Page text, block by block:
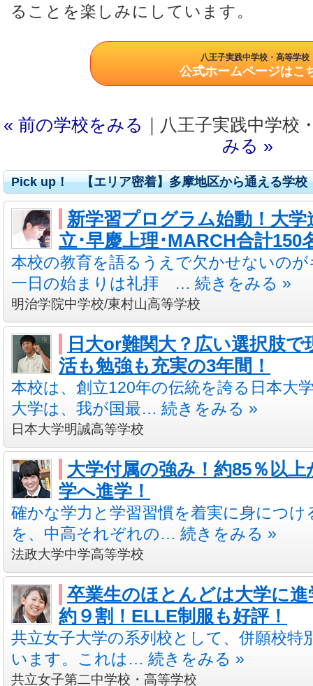
ることを楽しみにしています。
八王子実践中学校・高等学校
公式ホームページはこ
« 前の学校をみる ｜八王子実践中学校
みる »
Pick up！ 【エリア密着】多摩地区から通える学
新学習プログラム始動！大
立･早慶上理･MARCH合計150
本校の教育を語るうえで欠かせないの
一日の始まりは礼拝 … 続きをみる »
明治学院中学校/東村山高等学校
日大or難関大？広い選択肢で
活も勉強も充実の3年間！
本校は、創立120年の伝統を誇る日本大
大学は、我が国最… 続きをみる »
日本大学明誠高等学校
大学付属の強み！約85％以
学へ進学！
確かな学力と学習習慣を着実に身につ
を、中高それぞれの… 続きをみる »
法政大学中学高等学校
卒業生のほとんどは大学に
約９割！ELLE制服も好評！
共立女子大学の系列校として、併願校特
います。これは… 続きをみる »
共立女子第二中学校・高等学校